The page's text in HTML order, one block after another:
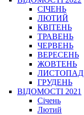
СІЧЕНЬ
ЛЮТИЙ
КВІТЕНЬ
ТРАВЕНЬ
ЧЕРВЕНЬ
ВЕРЕСЕНЬ
ЖОВТЕНЬ
ЛИСТОПАД
ГРУДЕНЬ
ВІДОМОСТІ 2021
Січень
Лютий